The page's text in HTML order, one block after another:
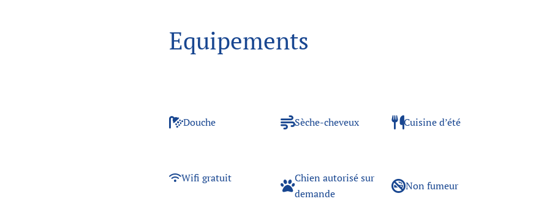
Equipements
Douche
Wifi gratuit
Sèche-cheveux
Chien autorisé sur
demande
Cuisine d’été
Non fumeur